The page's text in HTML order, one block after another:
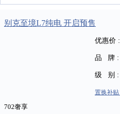
别克至境L7纯电 开启预售
优惠价 :
品 牌 :
级 别 :
置换补贴
702奢享